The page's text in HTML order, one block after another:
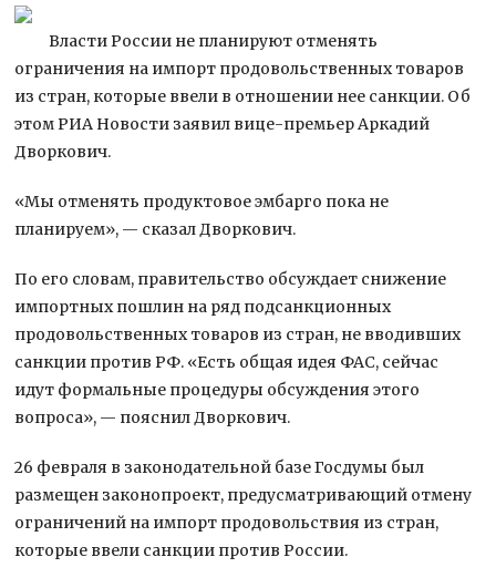
Власти России не планируют отменять
ограничения на импорт продовольственных товаров
из стран, которые ввели в отношении нее санкции. Об
этом РИА Новости заявил вице-премьер Аркадий
Дворкович.
«Мы отменять продуктовое эмбарго пока не
планируем», — сказалДворкович.
По его словам, правительство обсуждает снижение
импортных пошлин на ряд подсанкционных
продовольственных товаров из стран, не вводивших
санкции против РФ. «Есть общая идея ФАС, сейчас
идут формальные процедуры обсуждения этого
вопроса», — пояснил Дворкович.
26 февраля в законодательной базе Госдумы был
размещен законопроект, предусматривающий отмену
ограничений на импорт продовольствия из стран,
которые ввели санкции против России.